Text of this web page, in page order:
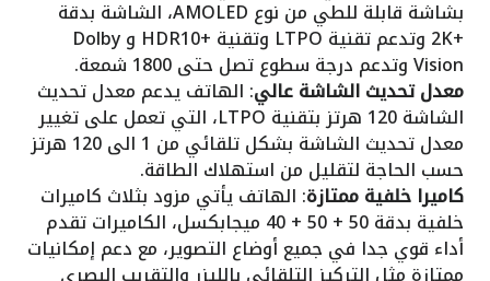
بشاشة قابلة للطي من نوع AMOLED، الشاشة بدقة
+2K وتدعم تقنية LTPO وتقنية +HDR10 و Dolby
Vision وتدعم درجة سطوع تصل حتى 1800 شمعة.
معدل تحديث الشاشة عالي: الهاتف يدعم معدل تحديث
الشاشة 120 هرتز بتقنية LTPO، التي تعمل على تغيير
معدل تحديث الشاشة بشكل تلقائي من 1 الى 120 هرتز
حسب الحاجة لتقليل من استهلاك الطاقة.
كاميرا خلفية ممتازة: الهاتف يأتي مزود بثلاث كاميرات
خلفية بدقة 50 + 50 + 40 ميجابكسل، الكاميرات تقدم
أداء قوي جدا في جميع أوضاع التصوير، مع دعم إمكانيات